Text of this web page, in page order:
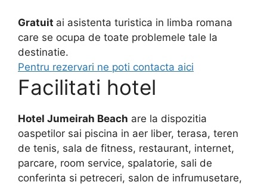
Gratuit ai asistenta turistica in limba romana
care se ocupa de toate problemele tale la
destinatie.
Pentru rezervari ne poti contacta aici
Facilitati hotel
Hotel Jumeirah Beach are la dispozitia
oaspetilor sai piscina in aer liber, terasa, teren
de tenis, sala de fitness, restaurant, internet,
parcare, room service, spalatorie, sali de
conferinta si petreceri, salon de infrumusetare,